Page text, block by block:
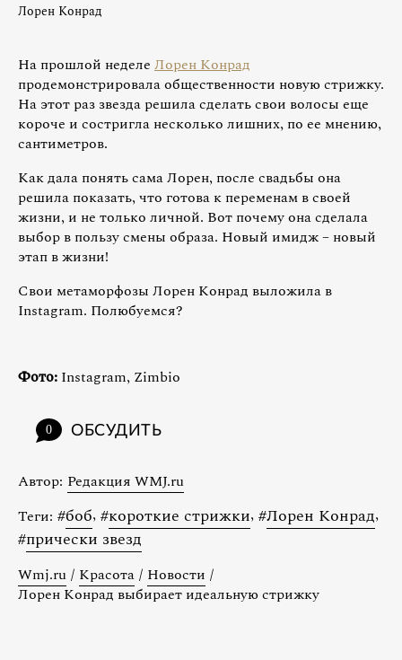
Лорен Конрад
На прошлой неделе Лорен Конрад
продемонстрировала общественности новую стрижку.
На этот раз звезда решила сделать свои волосы еще
короче и состригла несколько лишних, по ее мнению,
сантиметров.
Как дала понять сама Лорен, после свадьбы она
решила показать, что готова к переменам в своей
жизни, и не только личной. Вот почему она сделала
выбор в пользу смены образа. Новый имидж – новый
этап в жизни!
Свои метаморфозы Лорен Конрад выложила в
Instagram. Полюбуемся?
Фото: Instagram, Zimbio
0 ОБСУДИТЬ
Автор: Редакция WMJ.ru
Теги: #боб, #короткие стрижки, #Лорен Конрад,
#прически звезд
Wmj.ru / Красота / Новости /
Лорен Конрад выбирает идеальную стрижку